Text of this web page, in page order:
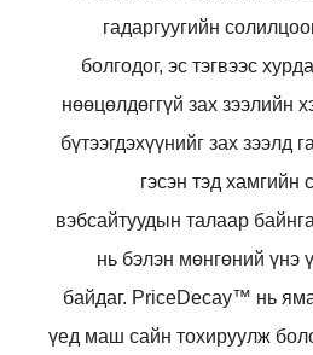
гадаргуугийн
болгодог, эс тэгвээс
нөөцөлдөггүй зах зээлийн
бүтээгдэхүүнийг зах зээлд
гэсэн тэд
вэбсайтуудын талаар
нь бэлэн мөнгөний үнэ
байдаг. PriceDecay™ нь
үед маш сайн тохируулж